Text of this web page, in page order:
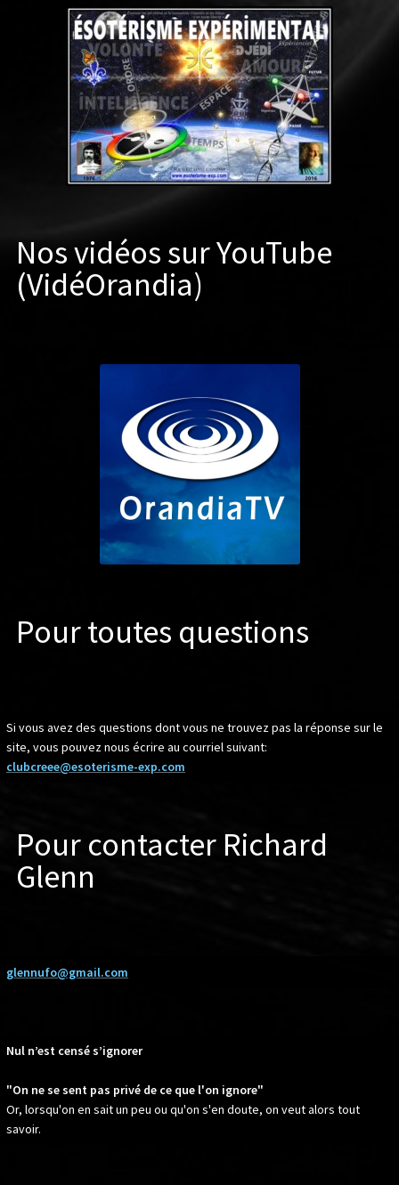
Nos vidéos sur YouTube
(VidéOrandia)
Pour toutes questions
Si vous avez des questions dont vous ne trouvez pas la réponse sur le
site, vous pouvez nous écrire au courriel suivant:
clubcreee@esoterisme-exp.com
Pour contacter Richard
Glenn
glennufo@gmail.com
Nul n’est censé s’ignorer
"On ne se sent pas privé de ce que l'on ignore"
Or, lorsqu'on en sait un peu ou qu'on s'en doute, on veut alors tout
savoir.